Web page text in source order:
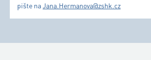
pište naJana.Hermanova@zshk.cz